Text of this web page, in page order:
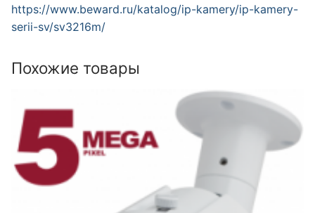
https://www.beward.ru/katalog/ip-kamery/ip-kamery-
serii-sv/sv3216m/
Похожие товары